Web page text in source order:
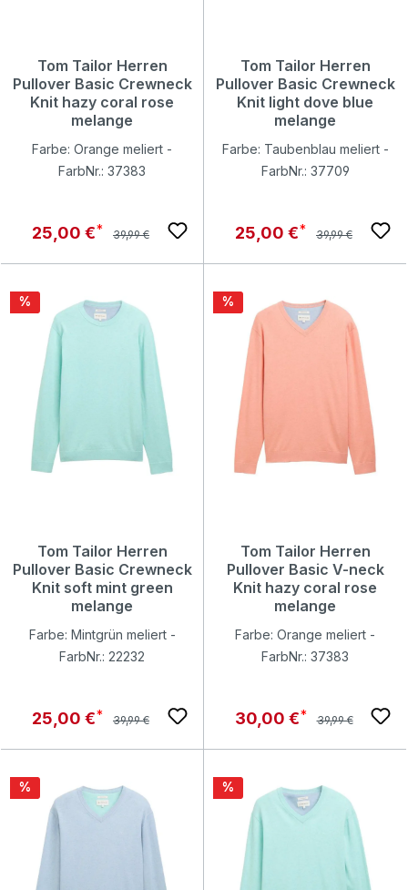
Tom Tailor Herren
Pullover Basic Crewneck
Knit hazy coral rose
melange
Farbe: Orange meliert -
FarbNr.: 37383
Verkaufspreis:
25,00 € Regulärer Preis:
39,99 €
Tom Tailor Herren
Pullover Basic Crewneck
Knit light dove blue
melange
Farbe: Taubenblau meliert -
FarbNr.: 37709
Verkaufspreis:
25,00 € Regulärer Preis:
39,99 €
Rabatt
%
Tom Tailor Herren
Pullover Basic Crewneck
Knit soft mint green
melange
Farbe: Mintgrün meliert -
FarbNr.: 22232
Verkaufspreis:
25,00 € Regulärer Preis:
39,99 €
Rabatt
%
Tom Tailor Herren
Pullover Basic V-neck
Knit hazy coral rose
melange
Farbe: Orange meliert -
FarbNr.: 37383
Verkaufspreis:
30,00 € Regulärer Preis:
39,99 €
Rabatt
% Rabatt
%